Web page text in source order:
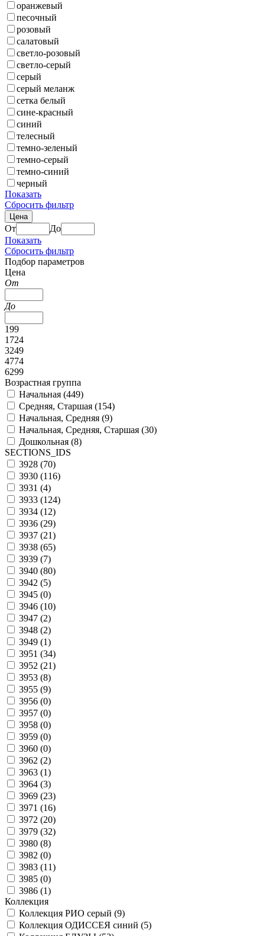
оранжевый
песочный
розовый
салатовый
светло-розовый
светло-серый
серый
серый меланж
сетка белый
сине-красный
синий
телесный
темно-зеленый
темно-серый
темно-синий
черный
Показать
Сбросить фильтр
Цена
От
До
Показать
Сбросить фильтр
Подбор параметров
Цена
От
До
199
1724
3249
4774
6299
Возрастная группа
Начальная (449)
Средняя, Старшая (154)
Начальная, Средняя (9)
Начальная, Средняя, Старшая (30)
Дошкольная (8)
SECTIONS_IDS
3928 (70)
3930 (116)
3931 (4)
3933 (124)
3934 (12)
3936 (29)
3937 (21)
3938 (65)
3939 (7)
3940 (80)
3942 (5)
3945 (0)
3946 (10)
3947 (2)
3948 (2)
3949 (1)
3951 (34)
3952 (21)
3953 (8)
3955 (9)
3956 (0)
3957 (0)
3958 (0)
3959 (0)
3960 (0)
3962 (2)
3963 (1)
3964 (3)
3969 (23)
3971 (16)
3972 (20)
3979 (32)
3980 (8)
3982 (0)
3983 (11)
3985 (0)
3986 (1)
Коллекция
Коллекция РИО серый (9)
Коллекция ОДИССЕЯ синий (5)